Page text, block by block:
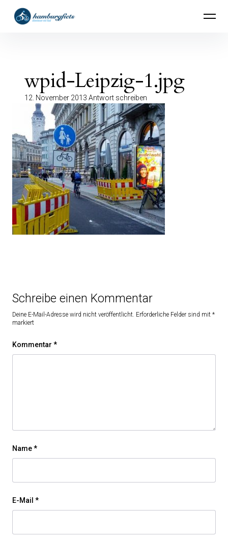
überspringen
hamburgfiets – Abenteuer mit Rad
wpid-Leipzig-1.jpg
12. November 2013 Antwort schreiben
Schreibe einen Kommentar
Deine E-Mail-Adresse wird nicht veröffentlicht. Erforderliche Felder sind mit *
markiert
Kommentar *
Name*
E-Mail *